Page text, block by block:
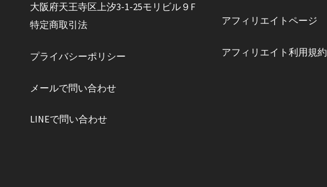
大阪府天王寺区上汐3-1-25モリビル９F
特定商取引法
プライバシーポリシー
メールで問い合わせ
LINEで問い合わせ
アフィリエイトページ
アフィリエイト利用規約